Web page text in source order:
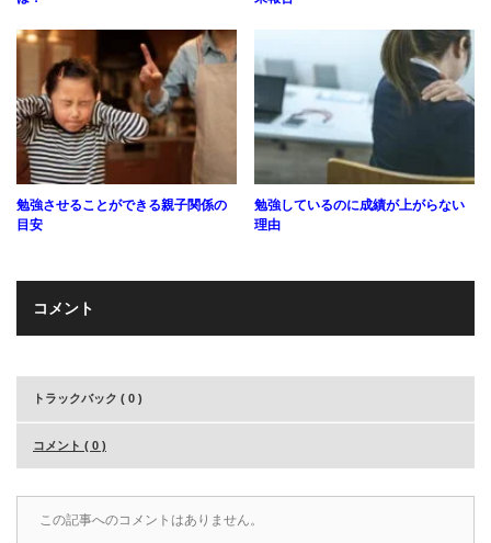
勉強させることができる親子関係の
目安
勉強しているのに成績が上がらない
理由
コメント
トラックバック ( 0 )
コメント ( 0 )
この記事へのコメントはありません。